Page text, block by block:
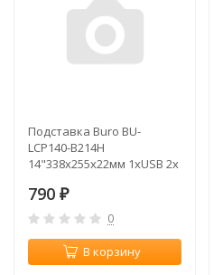
Подставка Buro BU-
LCP140-B214H
14"338x255x22мм 1xUSB 2x
металлическа (плохая
упаковка)
790 ₽
0
В корзину